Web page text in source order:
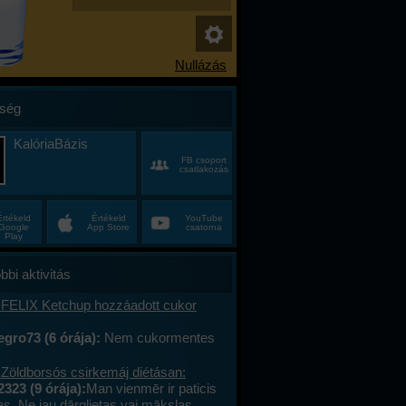
KalóriaBázis
FB csoport
csatlakozás
Play
Értékeld
App Store
YouTube
csatorna
aktivitás
Ketchup hozzáadott cukor
(6 órája): Nem cukormentes
csirkemáj diétásan:
(9 órája):Man vienmēr ir paticis